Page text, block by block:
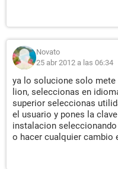
Novato
25 abr 2012 a las 06:34
ya lo solucione solo mete
lion, seleccionas en
superior seleccionas
el usuario y pones la
instalacion
o hacer cualquier cambio